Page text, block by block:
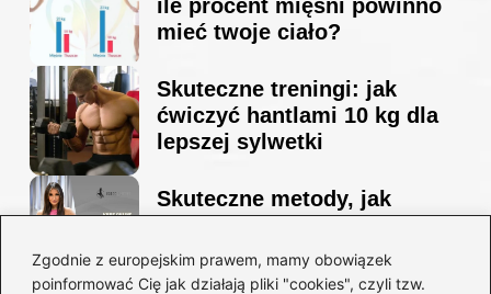
Zgodnie z europejskim prawem, mamy obowiązek
poinformować Cię jak działają pliki "cookies", czyli tzw.
ile procent mięśni powinno
mieć twoje ciało?
Skuteczne treningi: jak
ćwiczyć hantlami 10 kg dla
lepszej sylwetki
Skuteczne metody, jak
sylwetkę w zaledwie 90 dni